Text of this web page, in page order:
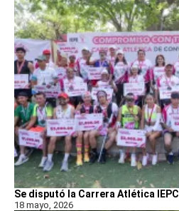
Se disputó la Carrera Atlética IEPC
18 mayo, 2026